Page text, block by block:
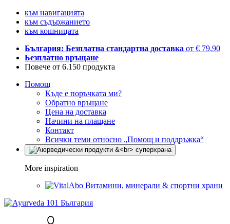
към навигацията
към съдържанието
към кошницата
България: Безплатна стандартна доставка от € 79,90
Безплатно връщане
Повече от 6.150 продукта
Помощ
Къде е поръчката ми?
Обратно връщане
Цена на доставка
Начини на плащане
Контакт
Всички теми относно „Помощ и поддръжка“
More inspiration
Витамини, минерали & спортни храни